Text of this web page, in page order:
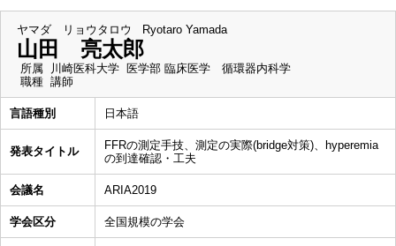
ヤマダ リョウタロウ Ryotaro Yamada
山田 亮太郎
所属
川崎医科大学 医学部 臨床医学 循環器内科学
職種 講師
言語種別 日本語
発表タイトル
FFRの測定手技、測定の実際(bridge対策)、hyperemia
の到達確認・工夫
会議名 ARIA2019
学会区分 全国規模の学会